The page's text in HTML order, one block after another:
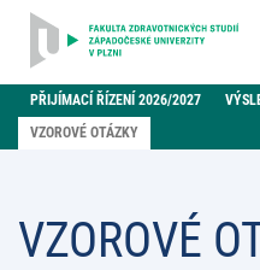
PŘIJÍMACÍ ŘÍZENÍ 2026/2027
VZOROVÉ OTÁZKY
VZOROVÉ